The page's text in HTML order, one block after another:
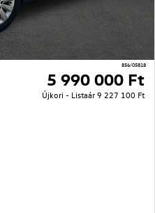
856/05818
5 990 000 Ft
Újkori - Listaár9 227 100 Ft